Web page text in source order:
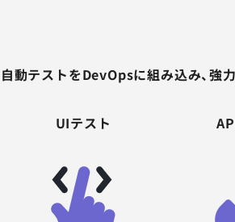
自動テストをDevOpsに組み込み、強
UIテスト